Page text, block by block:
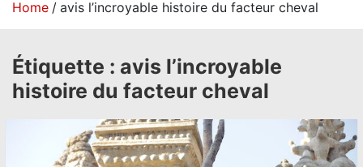
t
Home avis l’incroyable histoire du facteur cheval
Étiquette : avis l’incroyable
histoire du facteur cheval